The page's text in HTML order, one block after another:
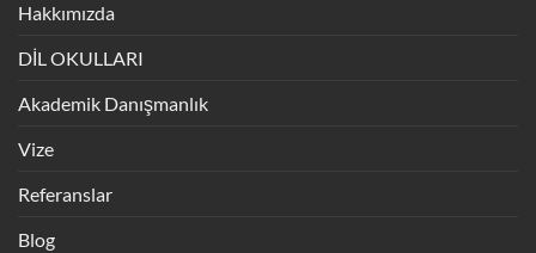
Hakkımızda
DİL OKULLARI
Akademik Danışmanlık
Vize
Referanslar
Blog